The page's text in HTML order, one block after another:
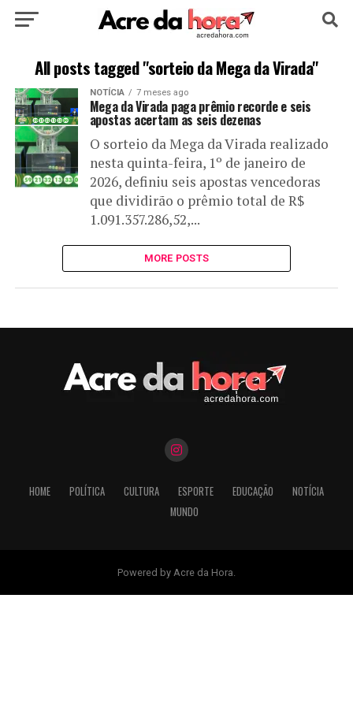
HOME POLÍTICA CULTURA ESPORTE
EDUCAÇÃO NOTÍCIA MUNDO
All posts tagged "sorteio da Mega da Virada"
NOTÍCIA 7 meses ago
Mega da Virada paga prêmio recorde e seis
apostas acertam as seis dezenas
O sorteio da Mega da Virada realizado
nesta quinta-feira, 1º de janeiro de
2026, definiu seis apostas vencedoras
que dividirão o prêmio total de R$
1.091.357.286,52,...
MORE POSTS
HOME POLÍTICA CULTURA ESPORTE EDUCAÇÃO
NOTÍCIA
MUNDO
Powered by Acre da Hora.